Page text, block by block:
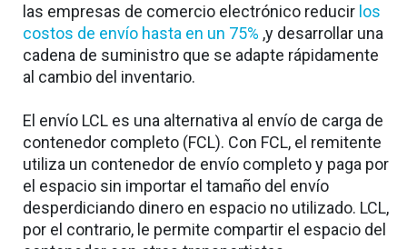
las empresas de comercio electrónico reducir los
costos de envío hasta en un 75% ,y desarrollar una
cadena de suministro que se adapte rápidamente
al cambio del inventario.
El envío LCL es una alternativa al envío de carga de
contenedor completo (FCL). Con FCL, el remitente
utiliza un contenedor de envío completo y paga por
el espacio sin importar el tamaño del envío
desperdiciando dinero en espacio no utilizado. LCL,
por el contrario, le permite compartir el espacio del